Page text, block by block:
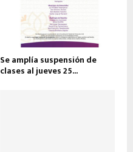
Se amplía suspensión de
clases al jueves 25...